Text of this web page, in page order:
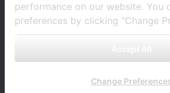
performance on our website. You
preferences by clicking "Change
Change